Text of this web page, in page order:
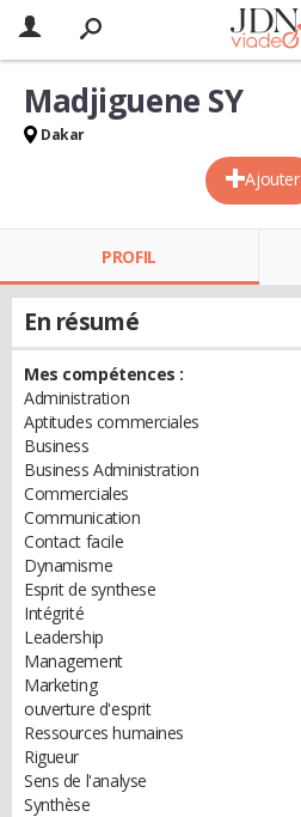
Ajouter
Madjiguene SY
Dakar
PROFIL
En résumé
Mes compétences :
Administration
Aptitudes commerciales
Business
Business Administration
Commerciales
Communication
Contact facile
Dynamisme
Esprit de synthese
Intégrité
Leadership
Management
Marketing
ouverture d'esprit
Ressources humaines
Rigueur
Sens de l'analyse
Synthèse